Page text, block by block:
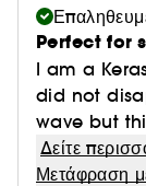
Perfect for
I am a
did not
wave but
Δείτε
Μετάφραση